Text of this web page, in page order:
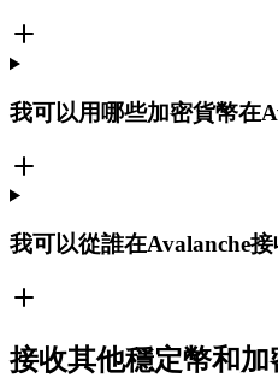
我可以用哪些加密貨幣在
我可以從誰在Avalanche接
接收其他穩定幣和加